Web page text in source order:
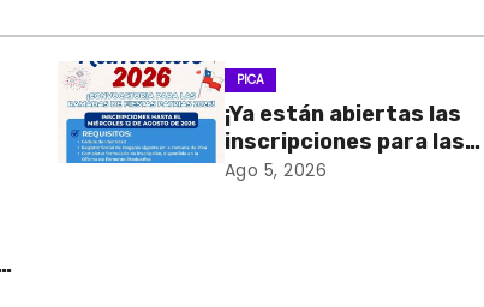
PICA
¡Ya están abiertas las
inscripciones para las
Ramadas de Fiestas
Ago 5, 2026